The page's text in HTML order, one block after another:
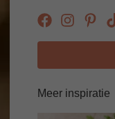
Meer inspiratie